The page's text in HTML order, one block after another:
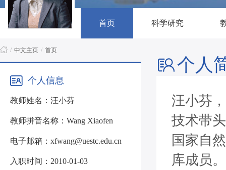
首页 科学研究
/ 中文主页 / 首页
个人信息
教师姓名：汪小芬
教师拼音名称：Wang Xiaofen
电子邮箱：xfwang@uestc.edu.cn
入职时间：2010-01-03
个人
汪小芬
技术带
国家自
库成员